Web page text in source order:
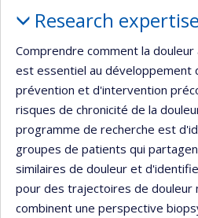
Research expertise
Comprendre comment la
est essentiel au développement
prévention et d'intervention
risques de chronicité de la
programme de recherche est
groupes de patients qui
similaires de douleur et
pour des trajectoires de douleur
combinent une perspective